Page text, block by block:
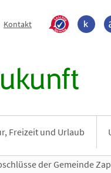
Kontakt
Freizeit und Urlaub
der Gemeinde